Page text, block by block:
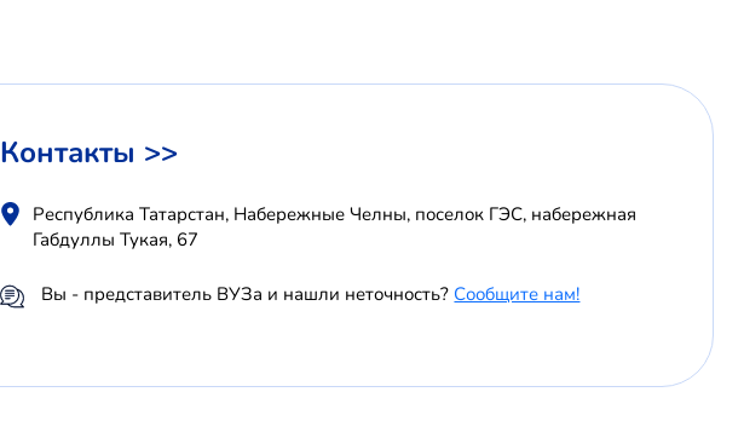
Контакты >>
Республика Татарстан, Набережные Челны, поселок ГЭС, набережная
Габдуллы Тукая, 67
Вы - представитель ВУЗа и нашли неточность? Сообщите нам!